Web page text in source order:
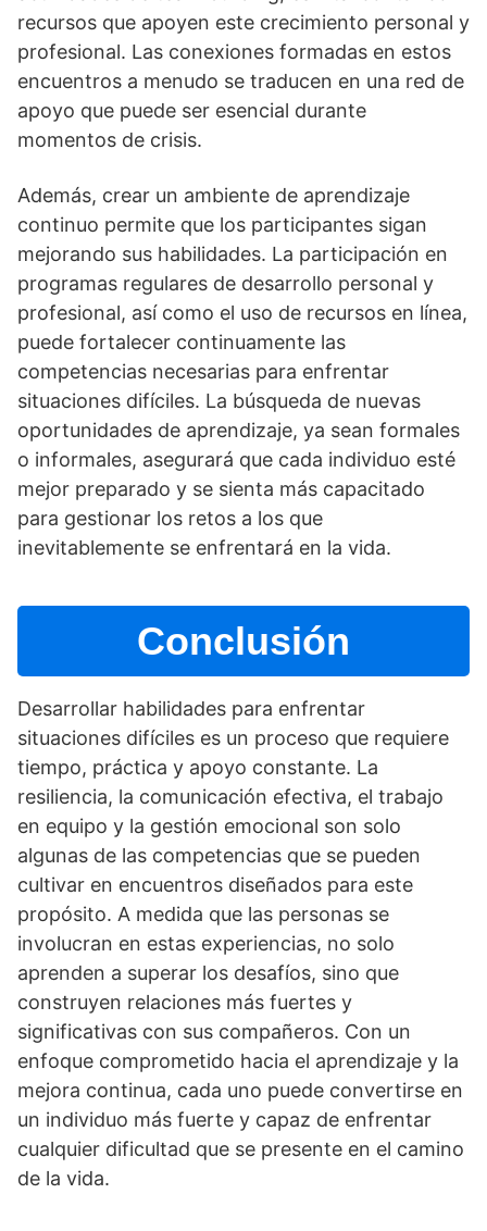
recursos que apoyen este crecimiento personal y
profesional. Las conexiones formadas en estos
encuentros a menudo se traducen en una red de
apoyo que puede ser esencial durante
momentos de crisis.
Además, crear un ambiente de aprendizaje
continuo permite que los participantes sigan
mejorando sus habilidades. La participación en
programas regulares de desarrollo personal y
profesional, así­ como el uso de recursos en lí­nea,
puede fortalecer continuamente las
competencias necesarias para enfrentar
situaciones difí­ciles. La búsqueda de nuevas
oportunidades de aprendizaje, ya sean formales
o informales, asegurará que cada individuo esté
mejor preparado y se sienta más capacitado
para gestionar los retos a los que
inevitablemente se enfrentará en la vida.
Conclusión
Desarrollar habilidades para enfrentar
situaciones difí­ciles es un proceso que requiere
tiempo, práctica y apoyo constante. La
resiliencia, la comunicación efectiva, el trabajo
en equipo y la gestión emocional son solo
algunas de las competencias que se pueden
cultivar en encuentros diseñados para este
propósito. A medida que las personas se
involucran en estas experiencias, no solo
aprenden a superar los desafí­os, sino que
construyen relaciones más fuertes y
significativas con sus compañeros. Con un
enfoque comprometido hacia el aprendizaje y la
mejora continua, cada uno puede convertirse en
un individuo más fuerte y capaz de enfrentar
cualquier dificultad que se presente en el camino
de la vida.